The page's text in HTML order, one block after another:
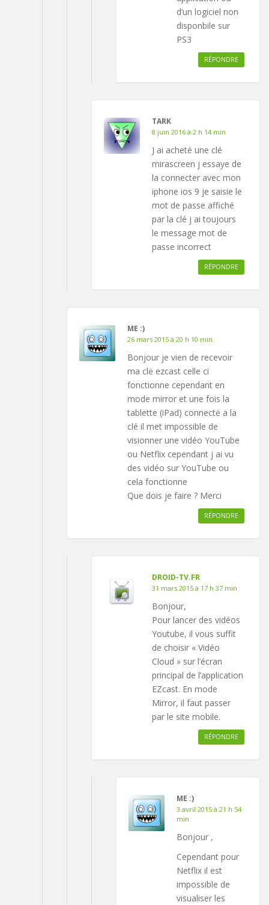
d’un logiciel non
disponbile sur
PS3
RÉPONDRE
TARK
8 juin 2016 à 2 h 14 min
J ai acheté une clé
mirascreen j essaye de
la connecter avec mon
iphone ios 9 je saisie le
mot de passe affiché
par la clé j ai toujours
le message mot de
passe incorrect
RÉPONDRE
ME :)
26 mars 2015 à 20 h 10 min
Bonjour je vien de recevoir
ma clė ezcast celle ci
fonctionne cependant en
mode mirror et une fois la
tablette (iPad) connectė a la
clé il met impossible de
visionner une vidéo YouTube
ou Netflix cependant j ai vu
des vidéo sur YouTube ou
cela fonctionne
Que dois je faire ? Merci
RÉPONDRE
DROID-TV.FR
31 mars 2015 à 17 h 37 min
Bonjour,
Pour lancer des vidéos
Youtube, il vous suffit
de choisir « Vidéo
Cloud » sur l’écran
principal de l’application
EZcast. En mode
Mirror, il faut passer
par le site mobile.
RÉPONDRE
ME :)
3 avril 2015 à 21 h 54
min
Bonjour ,
Cependant pour
Netflix il est
impossible de
visualiser les